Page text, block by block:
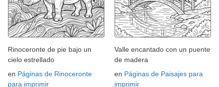
Rinoceronte de pie bajo un
cielo estrellado
en Páginas de Rinoceronte
para imprimir
Valle encantado con un puente
de madera
en Páginas de Paisajes para
imprimir